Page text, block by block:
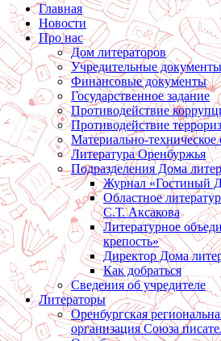
Главная
Новости
Про нас
Дом литераторов
Учредительные документы
Финансовые документы
Государственное задание
Противодействие
Противодействие
Материально-техническое
Литература Оренбуржья
Подразделения Дома
Журнал «Гостиный
Областное
С.Т. Аксакова
Литературное
крепость»
Директор Дома
Как добраться
Сведения об учредителе
Литераторы
Оренбургская
организация Союза